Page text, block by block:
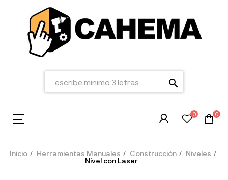
search
0 0
Inicio Herramientas Manuales Construcción
Niveles
Nivel con Laser